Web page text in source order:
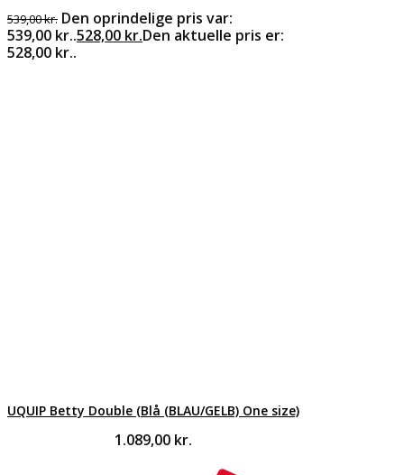
539,00kr. Den oprindelige pris var:
539,00 kr..528,00 kr.Den aktuelle pris er:
528,00 kr..
UQUIP Betty Double (Blå (BLAU/GELB) One size)
1.089,00 kr.